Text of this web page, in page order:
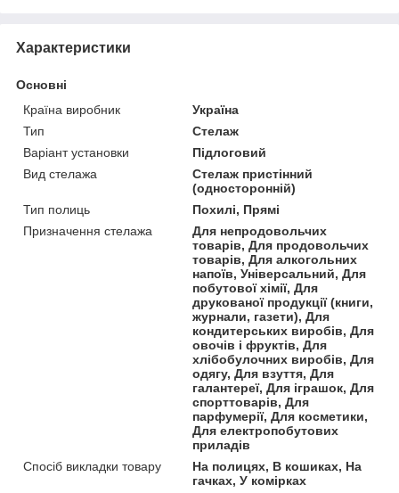
Характеристики
Основні
Країна виробник
Україна
Тип
Стелаж
Варіант установки
Підлоговий
Вид стелажа
Стелаж пристінний
(односторонній)
Тип полиць
Похилі, Прямі
Призначення стелажа
Для непродовольчих
товарів, Для продовольчих
товарів, Для алкогольних
напоїв, Універсальний, Для
побутової хімії, Для
друкованої продукції (книги,
журнали, газети), Для
кондитерських виробів, Для
овочів і фруктів, Для
хлібобулочних виробів, Для
одягу, Для взуття, Для
галантереї, Для іграшок, Для
спорттоварів, Для
парфумерії, Для косметики,
Для електропобутових
приладів
Спосіб викладки товару
На полицях, В кошиках, На
гачках, У комірках